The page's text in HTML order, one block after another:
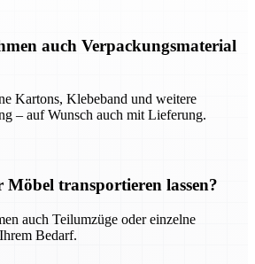
auch Verpackungsmaterial
Kartons, Klebeband und weitere
– auf Wunsch auch mit Lieferung.
transportieren lassen?
auch Teilumzüge oder einzelne
Bedarf.